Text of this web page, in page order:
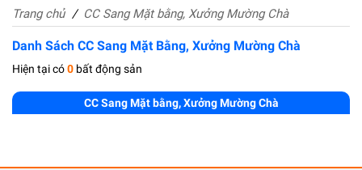
Trang chủ CC Sang Mặt bằng, Xưởng Mường Chà
Danh Sách CC Sang Mặt Bằng, Xưởng Mường Chà
Hiện tại có0 bất động sản
CC Sang Mặt bằng, Xưởng Mường Chà